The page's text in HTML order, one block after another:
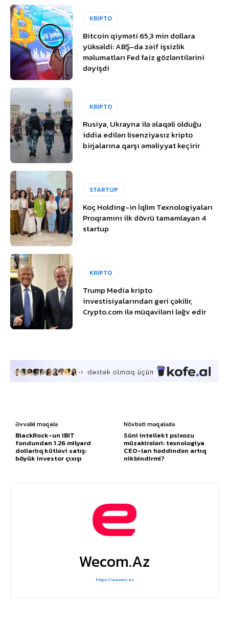
KRİPTO
Bitcoin qiyməti 65,3 min dollara
yüksəldi: ABŞ-da zəif işsizlik
məlumatları Fed faiz gözləntilərini
dəyişdi
KRİPTO
Rusiya, Ukrayna ilə əlaqəli olduğu
iddia edilən lisenziyasız kripto
birjalarına qarşı əməliyyat keçirir
STARTUP
Koç Holding-in İqlim Texnologiyaları
Proqramını ilk dövrü tamamlayan 4
startup
KRİPTO
Trump Media kripto
investisiyalarından geri çəkilir,
Crypto.com ilə müqaviləni ləğv edir
Əvvəlki məqalə
BlackRock-un IBIT
fondundan 1.26 milyard
dollarlıq kütləvi satış:
böyük investor çıxışı
Növbəti məqalədə
Süni intellekt psixozu
müzakirələri: texnologiya
CEO-ları həddindən artıq
nikbindirmi?
Wecom.az
https://wecom.az